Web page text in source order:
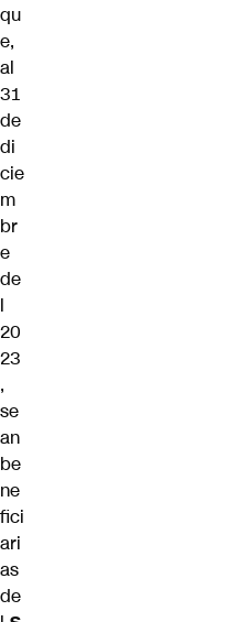
qu
e,
al
31
de
di
cie
m
br
e
de
l
20
23
,
se
an
be
ne
fici
ari
as
de